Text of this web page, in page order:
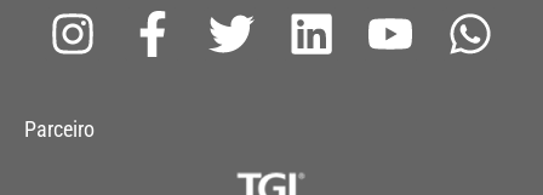
I
s
F
a
T
t
L
Y
W
Parceiro